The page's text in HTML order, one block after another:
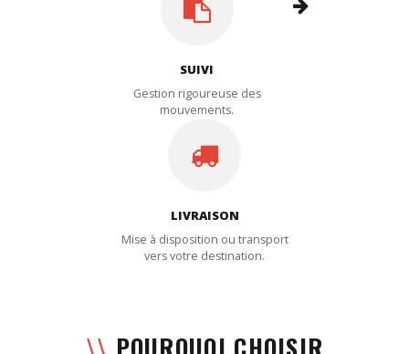
SUIVI
Gestion rigoureuse des
mouvements.
LIVRAISON
Mise à disposition ou transport
vers votre destination.
\\ POURQUOI CHOISIR